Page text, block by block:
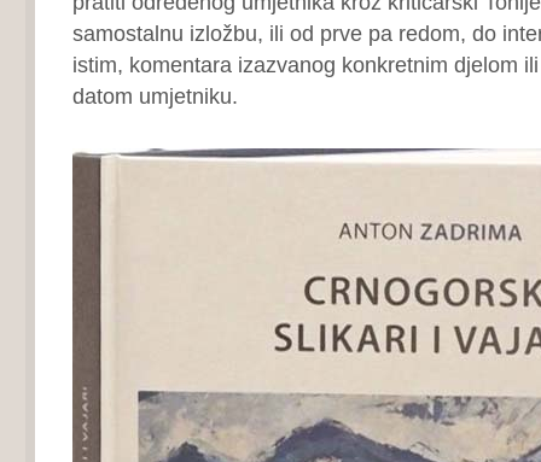
samostalnu izložbu, ili od prve pa redom, do
istim, komentara izazvanog konkretnim djelom
datom umjetniku.